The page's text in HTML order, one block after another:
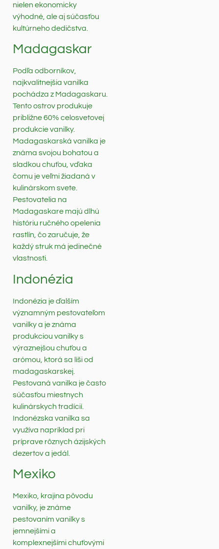
nielen ekonomicky
výhodné, ale aj súčasťou
kultúrneho dedičstva.
Madagaskar
Podľa odborníkov,
najkvalitnejšia vanilka
pochádza z Madagaskaru.
Tento ostrov produkuje
približne 60% celosvetovej
produkcie vanilky.
Madagaskarská vanilka je
známa svojou bohatou a
sladkou chuťou, vďaka
čomu je veľmi žiadaná v
kulinárskom svete.
Pestovatelia na
Madagaskare majú dlhú
históriu ručného opelenia
rastlín, čo zaručuje, že
každý struk má jedinečné
vlastnosti.
Indonézia
Indonézia je ďalším
významným pestovateľom
vanilky a je známa
produkciou vanilky s
výraznejšou chuťou a
arómou, ktorá sa líši od
madagaskarskej.
Pestovaná vanilka je často
súčasťou miestnych
kulinárskych tradícií.
Indonézska vanilka sa
využíva napríklad pri
príprave rôznych ázijských
dezertov a jedál.
Mexiko
Mexiko, krajina pôvodu
vanilky, je známe
pestovaním vanilky s
jemnejšími a
komplexnejšími chuťovými